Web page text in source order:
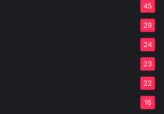
45
29
24
23
22
16